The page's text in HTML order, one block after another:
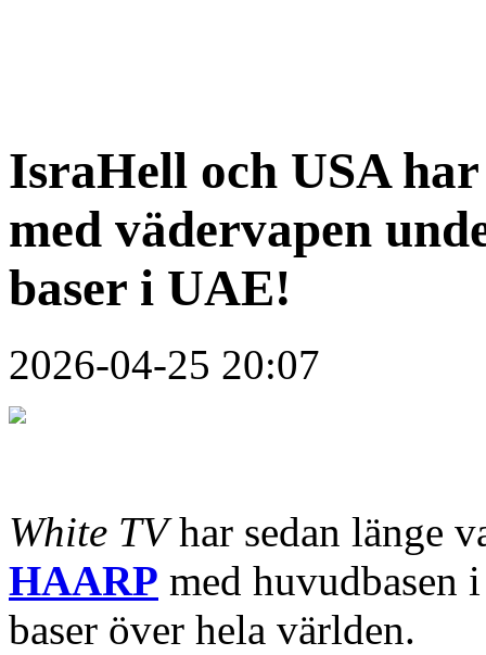
IsraHell och USA
med vädervapen
baser i UAE!
2026-04-25 20:07
White TVhar sedan länge
HAARP med huvudbasen
baser över hela världen.